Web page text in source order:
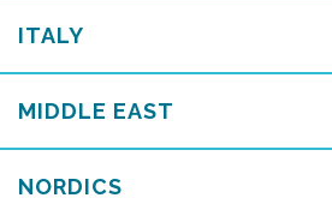
ITALY
MIDDLE EAST
NORDICS